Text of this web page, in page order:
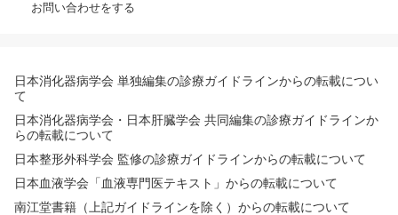
お問い合わせをする
日本消化器病学会 単独編集の診療ガイドラインからの転載につい
て
日本消化器病学会・日本肝臓学会 共同編集の診療ガイドラインか
らの転載について
日本整形外科学会 監修の診療ガイドラインからの転載について
日本血液学会「血液専門医テキスト」からの転載について
南江堂書籍（上記ガイドラインを除く）からの転載について